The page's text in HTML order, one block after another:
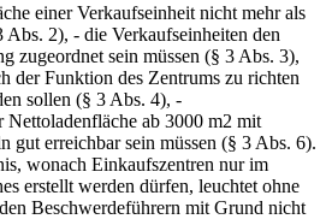
einer Verkaufseinheit nicht mehr als
2), - die Verkaufseinheiten den
zugeordnet sein müssen (§ 3 Abs. 3),
der Funktion des Zentrums zu richten
sollen (§ 3 Abs. 4), -
Nettoladenfläche ab 3000 m2 mit
gut erreichbar sein müssen (§ 3 Abs. 6).
wonach Einkaufszentren nur im
erstellt werden dürfen, leuchtet ohne
Beschwerdeführern mit Grund nicht